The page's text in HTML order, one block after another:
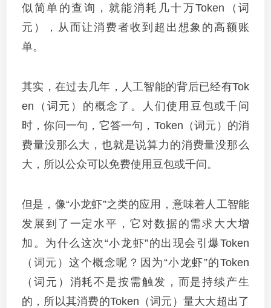
似简单的查询，就能消耗几十万Token（词
元），从而让消费者收到超出想象的高额账
单。
其实，在过去几年，人工智能的背后已经有Tok
en（词元）的概念了。人们使用豆包或千问
时，你问一句，它答一句，Token（词元）的消
费量没那么大，也就是说算力的消费量没那么
大，所以公众可以免费使用豆包或千问。
但是，像“小龙虾”之类的应用，意味着人工智能
发展到了一定水平，它对数据的需求大大增
加。为什么这次“小龙虾”的出现会引爆Token
（词元）这个概念呢？因为“小龙虾”的Token
（词元）消耗不是按需触发，而是持续产生
的，所以其消费的Token（词元）量大大超出了